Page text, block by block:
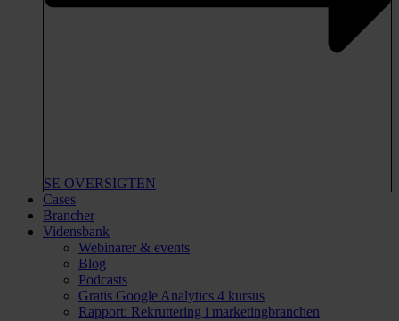
SE OVERSIGTEN
Cases
Brancher
Vidensbank
Webinarer & events
Blog
Podcasts
Gratis Google Analytics 4 kursus
Rapport: Rekruttering i marketingbranchen